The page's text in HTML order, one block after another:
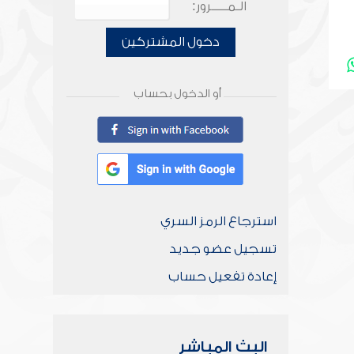
الـمـــــرور:
دخول المشتركين
أو الدخول بحساب
استرجاع الرمز السري
تسجيل عضو جديد
إعادة تفعيل حساب
البث المباشر